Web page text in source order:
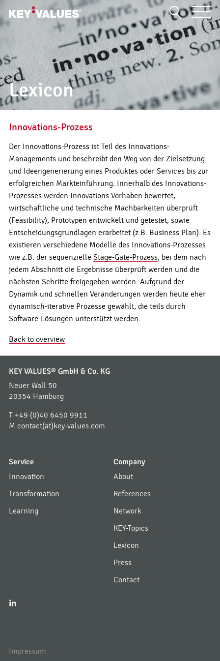
Lexicon
Innovations-Prozess
Der Innovations-Prozess ist Teil des Innovations-
Managements und beschreibt den Weg von der Zielsetzung
und Ideengenerierung eines Produktes oder Services bis zur
erfolgreichen Markteinführung. Innerhalb des Innovations-
Prozesses werden Innovations-Vorhaben bewertet,
wirtschaftliche und technische Machbarkeiten überprüft
(Feasibility), Prototypen entwickelt und getestet, sowie
Entscheidungsgrundlagen erarbeitet (z.B. Business Plan). Es
existieren verschiedene Modelle des Innovations-Prozesses
wie z.B. der sequenzielle Stage-Gate-Prozess, bei dem nach
jedem Abschnitt die Ergebnisse überprüft werden und die
nächsten Schritte freigegeben werden. Aufgrund der
Dynamik und schnellen Veränderungen werden heute eher
dynamisch-iterative Prozesse gewählt, die teils durch
Software-Lösungen unterstützt werden.
Back to overview
KEY VALUES® GmbH & Co. KG
Neuer Wall 50
20354 Hamburg
T +49 (0)40 6450 9911
M contact(at)key-values.com
Service
Innovation
Transformation
Learning
Company
About
References
Network
KEY-Topics
Lexicon
Press
Contact
I
Impressum